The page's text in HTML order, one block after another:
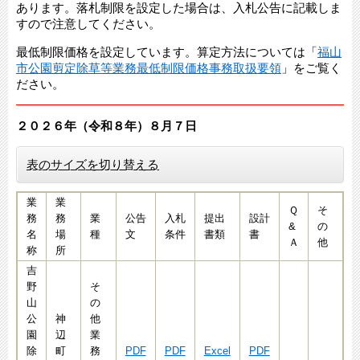
あります。落札制限を設定した場合は、入札公告に記載しま
すので注意してください。
最低制限価格を設定しています。算定方法については「福山
市公園剪定除草等業務最低制限価格事務取扱要領 」をご覧く
ださい。
２０２６年（令和８年）８月７ 日​​​​​​​​​​
表のサイズを切り替える
業
務
名
称
業
務
場
所
業
種
公告
文
入札
条件
提出
書類
設計
書
Ｑ
&
Ａ
そ
の
他
吉
野
山
公
園
除
神
辺
町
そ
の
他
業
務
PDF PDF Excel PDF